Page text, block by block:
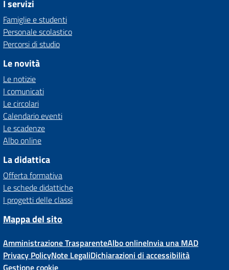
I servizi
Famiglie e studenti
Personale scolastico
Percorsi di studio
Le novità
Le notizie
I comunicati
Le circolari
Calendario eventi
Le scadenze
Albo online
La didattica
Offerta formativa
Le schede didattiche
I progetti delle classi
Mappa del sito
Amministrazione TrasparenteAlbo onlineInvia una MAD
Privacy PolicyNote LegaliDichiarazioni di accessibilità
Gestione cookie